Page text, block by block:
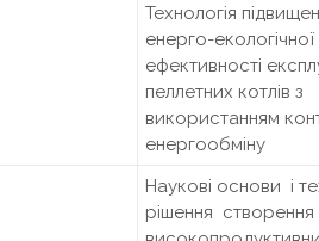
Технологія
енерго-екологічної
ефективності
пеллетних котлів з
використанням
енергообміну
Наукові основи і
рішення створення